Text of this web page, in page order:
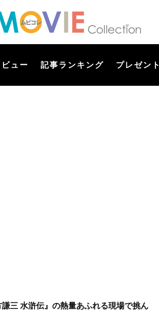
ュー 記事ランキング プレゼント
三 水滸伝』の熱量あふれる現場で挑ん